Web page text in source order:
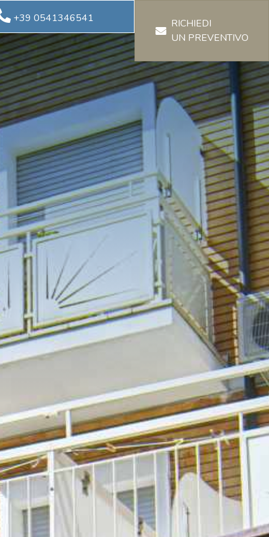
+39 0541346541
RICHIEDI
UN PREVENTIVO